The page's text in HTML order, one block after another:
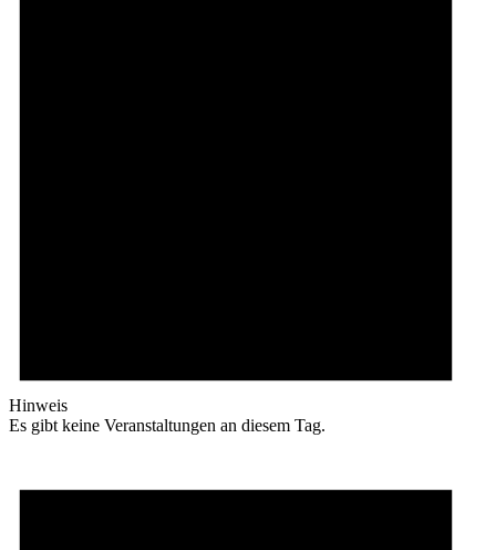
Hinweis
Es gibt keine Veranstaltungen an diesem Tag.